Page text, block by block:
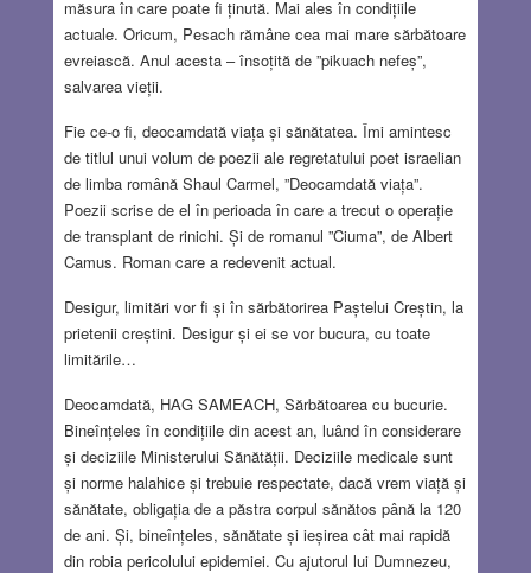
măsura în care poate fi ținută. Mai ales în condițiile
actuale. Oricum, Pesach rămâne cea mai mare sărbătoare
evreiască. Anul acesta – însoțită de ”pikuach nefeș”,
salvarea vieții.
Fie ce-o fi, deocamdată viața și sănătatea. Îmi amintesc
de titlul unui volum de poezii ale regretatului poet israelian
de limba română Shaul Carmel, ”Deocamdată viața”.
Poezii scrise de el în perioada în care a trecut o operație
de transplant de rinichi. Și de romanul ”Ciuma”, de Albert
Camus. Roman care a redevenit actual.
Desigur, limitări vor fi și în sărbătorirea Paștelui Creștin, la
prietenii creștini. Desigur și ei se vor bucura, cu toate
limitările…
Deocamdată, HAG SAMEACH, Sărbătoarea cu bucurie.
Bineînțeles în condițiile din acest an, luând în considerare
și deciziile Ministerului Sănătății. Deciziile medicale sunt
și norme halahice și trebuie respectate, dacă vrem viață și
sănătate, obligația de a păstra corpul sănătos până la 120
de ani. Și, bineînțeles, sănătate și ieșirea cât mai rapidă
din robia pericolului epidemiei. Cu ajutorul lui Dumnezeu,